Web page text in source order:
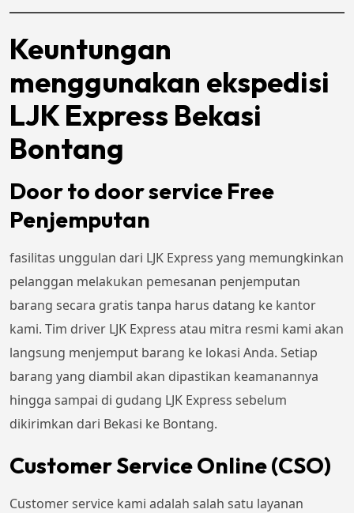
Keuntungan
menggunakan ekspedisi
LJK Express Bekasi
Bontang
Door to door service Free
Penjemputan
fasilitas unggulan dari LJK Express yang memungkinkan
pelanggan melakukan pemesanan penjemputan
barang secara gratis tanpa harus datang ke kantor
kami. Tim driver LJK Express atau mitra resmi kami akan
langsung menjemput barang ke lokasi Anda. Setiap
barang yang diambil akan dipastikan keamanannya
hingga sampai di gudang LJK Express sebelum
dikirimkan dari Bekasi ke Bontang.
Customer Service Online (CSO)
Customer service kami adalah salah satu layanan